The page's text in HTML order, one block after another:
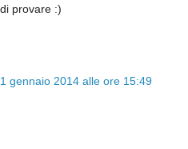
provare :)
gennaio 2014 alle ore 15:49